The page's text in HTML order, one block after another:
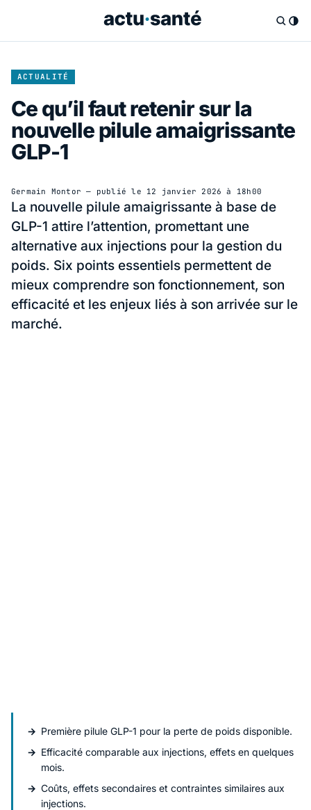
ACTUALITÉ
Ce qu’il faut retenir sur la
nouvelle pilule amaigrissante
GLP-1
Germain Montor — publié le 12 janvier 2026 à 18h00
La nouvelle pilule amaigrissante à base de
GLP-1 attire l’attention, promettant une
alternative aux injections pour la gestion du
poids. Six points essentiels permettent de
mieux comprendre son fonctionnement, son
efficacité et les enjeux liés à son arrivée sur le
marché.
Première pilule GLP-1 pour la perte de poids disponible.
Efficacité comparable aux injections, effets en quelques
mois.
Coûts, effets secondaires et contraintes similaires aux
injections.